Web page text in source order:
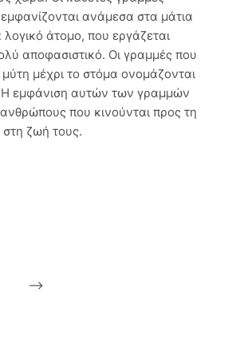
ανάμεσα στα μάτια
άτομο, που εργάζεται
αποφασιστικό. Οι γραμμές που
μύτη μέχρι το στόμα ονομάζονται
εμφάνιση αυτών των γραμμών
που κινούνται προς τη
ζωή τους.
>